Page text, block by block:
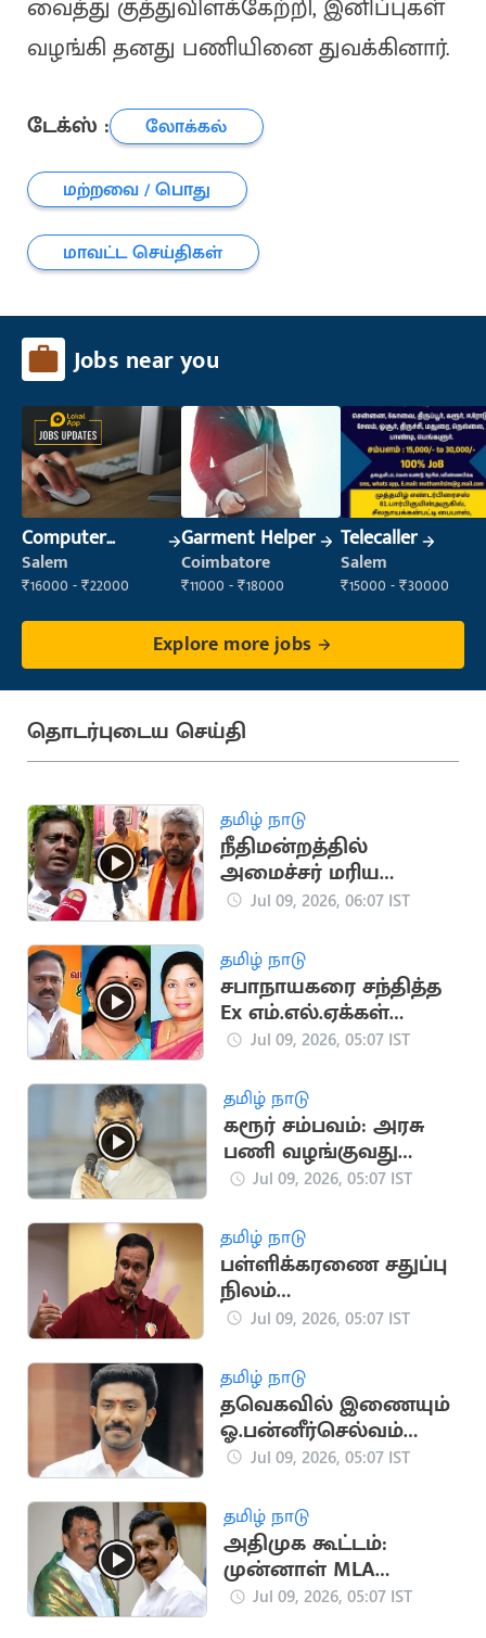
வைத்து குத்துவிளக்கேற்றி, இனிப்புகள்
வழங்கி தனது பணியினை துவக்கினார்.
டேக்ஸ் :
லோக்கல்
மற்றவை / பொது
மாவட்ட செய்திகள்
Jobs near you
Computer
Operator
Salem
₹16000 - ₹22000
Garment Helper
Coimbatore
₹11000 - ₹18000
Telecaller
Salem
₹15000 - ₹30000
Explore more jobs
தொடர்புடைய செய்தி
தமிழ் நாடு
நீதிமன்றத்தில்
அமைச்சர் மரிய
வில்சன் ஆஜராக
Jul 09, 2026, 06:07 IST
தமிழ் நாடு
சபாநாயகரை சந்தித்த
Ex எம்.எல்.ஏக்கள்
ஜெயக்குமார்,
Jul 09, 2026, 05:07 IST
தமிழ் நாடு
கரூர் சம்பவம்: அரசு
பணி வழங்குவது
தவறல்ல - துரை
Jul 09, 2026, 05:07 IST
தமிழ் நாடு
பள்ளிக்கரணை சதுப்பு
நிலம்
சூறையாடப்படுவதை
அன்புமணி
Jul 09, 2026, 05:07 IST
தமிழ் நாடு
தவெகவில் இணையும்
ஓ.பன்னீர்செல்வம்
மகன் ரவீந்திரநாத்?
Jul 09, 2026, 05:07 IST
தமிழ் நாடு
அதிமுக கூட்டம்:
முன்னாள் MLA
பாலகிருஷ்ணா ரெட்டி
Jul 09, 2026, 05:07 IST